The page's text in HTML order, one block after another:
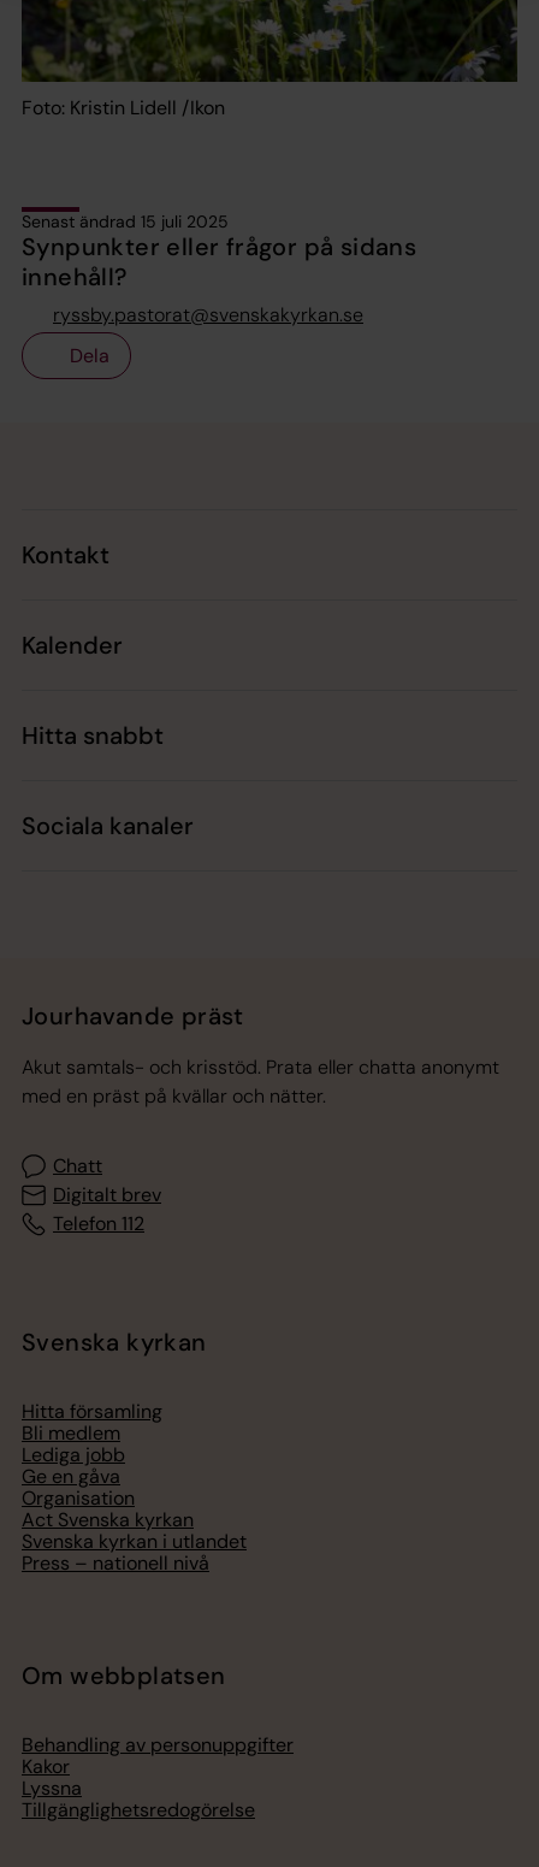
Foto: Kristin Lidell /Ikon
Senast ändrad 15 juli 2025
Synpunkter eller frågor på sidans
innehåll?
ryssby.pastorat@svenskakyrkan.se
Dela
Kontakt
Kalender
Hitta snabbt
Sociala kanaler
Jourhavande präst
Akut samtals- och krisstöd. Prata eller chatta anonymt
med en präst på kvällar och nätter.
Chatt
Digitalt brev
Telefon 112
Svenska kyrkan
Hitta församling
Bli medlem
Lediga jobb
Ge en gåva
Organisation
Act Svenska kyrkan
Svenska kyrkan i utlandet
Press – nationell nivå
Om webbplatsen
Behandling av personuppgifter
Kakor
Lyssna
Tillgänglighetsredogörelse